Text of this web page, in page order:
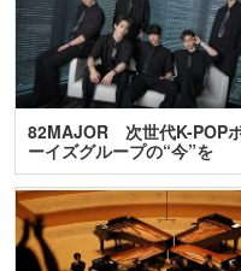
82MAJOR 次世代K-POP
ーイズグループの“今”を
訊…